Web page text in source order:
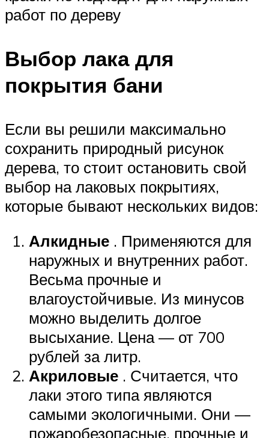
работ по дереву
Выбор лака для
покрытия бани
Если вы решили максимально
сохранить природный рисунок
дерева, то стоит остановить свой
выбор на лаковых покрытиях,
которые бывают нескольких видов:
Алкидные . Применяются для
наружных и внутренних работ.
Весьма прочные и
влагоустойчивые. Из минусов
можно выделить долгое
высыхание. Цена — от 700
рублей за литр.
Акриловые . Считается, что
лаки этого типа являются
самыми экологичными. Они —
пожаробезопасные, прочные и